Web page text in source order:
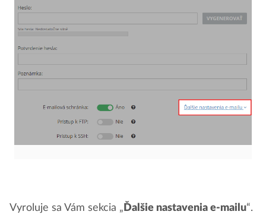
Vyroluje sa Vám sekcia „ Ďalšie nastavenia e-mailu“.